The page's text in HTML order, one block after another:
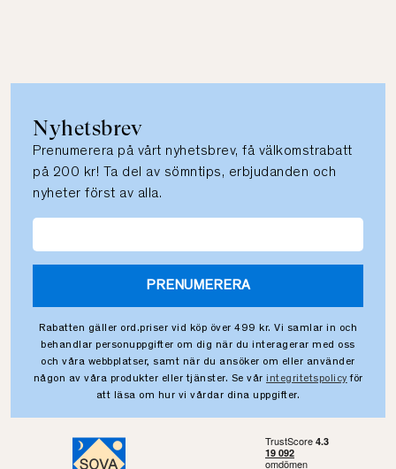
Nyhetsbrev
Prenumerera på vårt nyhetsbrev, få välkomstrabatt
på 200 kr! Ta del av sömntips, erbjudanden och
nyheter först av alla.
PRENUMERERA
Rabatten gäller ord.priser vid köp över 499 kr. Vi samlar in och
behandlar personuppgifter om dig när du interagerar med oss
och våra webbplatser, samt när du ansöker om eller använder
någon av våra produkter eller tjänster. Se vår integritetspolicy för
att läsa om hur vi vårdar dina uppgifter.